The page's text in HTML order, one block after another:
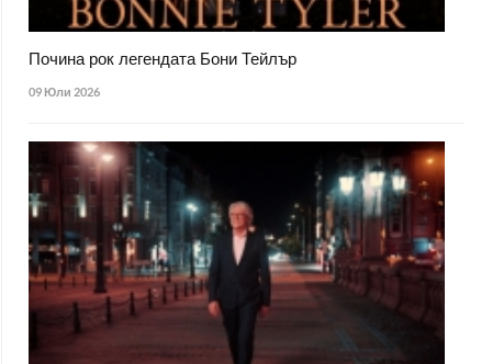
Почина рок легендата Бони Тейлър
09 Юли 2026